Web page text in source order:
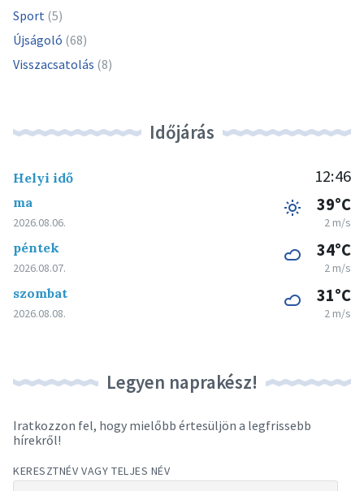
Sport (5)
Újságoló (68)
Visszacsatolás (8)
Időjárás
Helyi idő 12:46
ma
2026.08.06.
39°C
2 m/s
péntek
2026.08.07.
34°C
2 m/s
szombat
2026.08.08.
31°C
2 m/s
Legyen naprakész!
Iratkozzon fel, hogy mielőbb értesüljön a legfrissebb
hírekről!
KERESZTNÉV VAGY TELJES NÉV